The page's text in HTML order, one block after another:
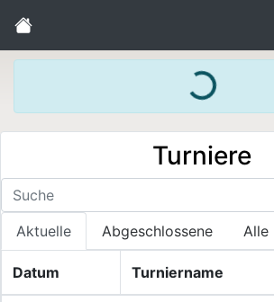
Loading...
Turniere
Aktuelle Abgeschlossene Alle
Datum Turniername